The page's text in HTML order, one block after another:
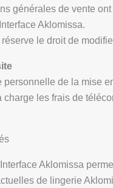
générales de vente
Aklomissa.
réserve le droit de
personnelle de la mise
les frais de
Aklomissa
de lingerie